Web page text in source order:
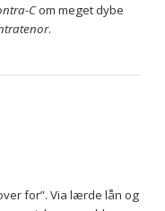
Com meget dybe
.
for”. Via lærde lån og